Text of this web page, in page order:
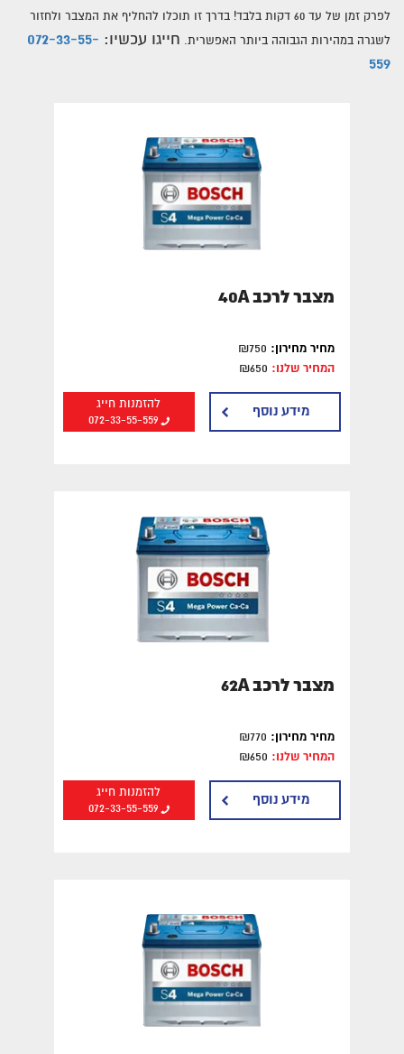
לפרק זמן של עד 60 דקות בלבד!
בדרך זו תוכלו להחליף את המצבר ולחזור
לשגרה במהירות הגבוהה ביותר האפשרית. חייגו עכשיו: 072-33-55-
559
מצבר לרכב 40A
מחיר מחירון:
המחיר שלנו:
להזמנות חייג
072-33-55-559
מידע נוסף
מצבר לרכב 62A
מחיר מחירון:
המחיר שלנו:
להזמנות חייג
072-33-55-559
מידע נוסף